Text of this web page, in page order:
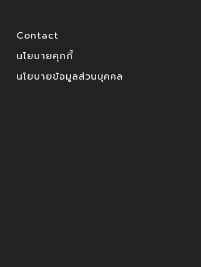
Contact
นโยบายคุกกี้
นโยบายข้อมูลส่วนบุคคล